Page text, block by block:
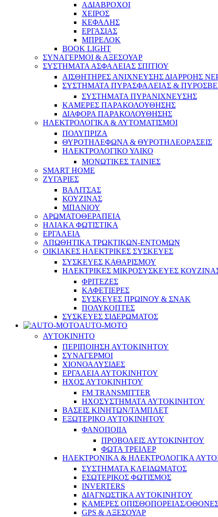
ΑΔΙΑΒΡΟΧΟΙ
ΧΕΙΡΟΣ
ΚΕΦΑΛΗΣ
ΕΡΓΑΣΙΑΣ
ΜΠΡΕΛΟΚ
BOOK LIGHT
ΣΥΝΑΓΕΡΜΟΙ & ΑΞΕΣΟΥΑΡ
ΣΥΣΤΗΜΑΤΑ ΑΣΦΑΛΕΙΑΣ ΣΠΙΤΙΟΥ
ΑΙΣΘΗΤΗΡΕΣ ΑΝΙΧΝΕΥΣΗΣ ΔΙΑΡΡΟΗΣ
ΣΥΣΤΗΜΑΤΑ ΠΥΡΑΣΦΑΛΕΙΑΣ &
ΣΥΣΤΗΜΑΤΑ ΠΥΡΑΝΙΧΝΕΥΣΗΣ
ΚΑΜΕΡΕΣ ΠΑΡΑΚΟΛΟΥΘΗΣΗΣ
ΔΙΑΦΟΡΑ ΠΑΡΑΚΟΛΟΥΘΗΣΗΣ
ΗΛΕΚΤΡΟΛΟΓΙΚΑ & ΑΥΤΟΜΑΤΙΣΜΟΙ
ΠΟΛΥΠΡΙΖΑ
ΘΥΡΟΤΗΛΕΦΩΝΑ & ΘΥΡΟΤΗΛΕΟΡΑΣΕΙΣ
ΗΛΕΚΤΡΟΛΟΓΙΚΟ ΥΛΙΚΟ
ΜΟΝΩΤΙΚΕΣ ΤΑΙΝΙΕΣ
SMART HOME
ΖΥΓΑΡΙΕΣ
ΒΑΛΙΤΣΑΣ
ΚΟΥΖΙΝΑΣ
ΜΠΑΝΙΟΥ
ΑΡΩΜΑΤΟΘΕΡΑΠΕΙΑ
ΗΛΙΑΚΑ ΦΩΤΙΣΤΙΚΑ
ΕΡΓΑΛΕΙΑ
ΑΠΩΘΗΤΙΚΑ ΤΡΩΚΤΙΚΩΝ-ΕΝΤΟΜΩΝ
ΟΙΚΙΑΚΕΣ ΗΛΕΚΤΡΙΚΕΣ ΣΥΣΚΕΥΕΣ
ΣΥΣΚΕΥΕΣ ΚΑΘΑΡΙΣΜΟΥ
ΗΛΕΚΤΡΙΚΕΣ ΜΙΚΡΟΣΥΣΚΕΥΕΣ
ΦΡΙΤΕΖΕΣ
ΚΑΦΕΤΙΕΡΕΣ
ΣΥΣΚΕΥΕΣ ΠΡΩΙΝΟΥ & ΣΝΑΚ
ΠΟΛΥΚΟΠΤΕΣ
ΣΥΣΚΕΥΕΣ ΣΙΔΕΡΩΜΑΤΟΣ
AUTO-MOTO
ΑΥΤΟΚΙΝΗΤΟ
ΠΕΡΙΠΟΙΗΣΗ ΑΥΤΟΚΙΝΗΤΟΥ
ΣΥΝΑΓΕΡΜΟΙ
ΧΙΟΝΟΑΛΥΣΙΔΕΣ
ΕΡΓΑΛΕΙΑ ΑΥΤΟΚΙΝΗΤΟΥ
ΗΧΟΣ ΑΥΤΟΚΙΝΗΤΟΥ
FM TRANSMITTER
ΗΧΟΣΥΣΤΗΜΑΤΑ ΑΥΤΟΚΙΝΗΤΟΥ
ΒΑΣΕΙΣ ΚΙΝΗΤΩΝ/ΤΑΜΠΛΕΤ
ΕΞΩΤΕΡΙΚΟ ΑΥΤΟΚΙΝΗΤΟΥ
ΦΑΝΟΠΟΙΙΑ
ΠΡΟΒΟΛΕΙΣ ΑΥΤΟΚΙΝΗΤΟΥ
ΦΩΤΑ ΤΡΕΙΛΕΡ
ΗΛΕΚΤΡΟΝΙΚΑ & ΗΛΕΚΤΡΟΛΟΓΙΚΑ
ΣΥΣΤΗΜΑΤΑ ΚΛΕΙΔΩΜΑΤΟΣ
ΕΣΩΤΕΡΙΚΟΣ ΦΩΤΙΣΜΟΣ
INVERTERS
ΔΙΑΓΝΩΣΤΙΚΑ ΑΥΤΟΚΙΝΗΤΟΥ
ΚΑΜΕΡΕΣ ΟΠΙΣΘΟΠΟΡΕΙΑΣ/
GPS & ΑΞΕΣΟΥΑΡ